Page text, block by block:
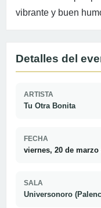
vibrante y buen
Detalles del
ARTISTA
Tu Otra Bonita
FECHA
viernes, 20 de marzo
SALA
Universonoro